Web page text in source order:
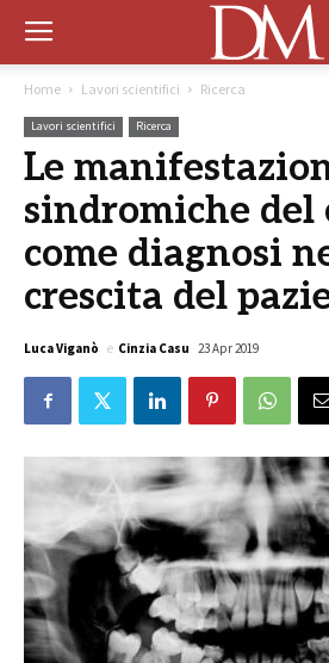
Home Lavori scientifici Ricerca
Lavori scientifici Ricerca
Le
sindromiche del
come diagnosi
crescita del
Luca Viganò e Cinzia Casu 23 Apr 2019